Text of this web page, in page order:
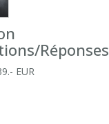
Réponses
EUR